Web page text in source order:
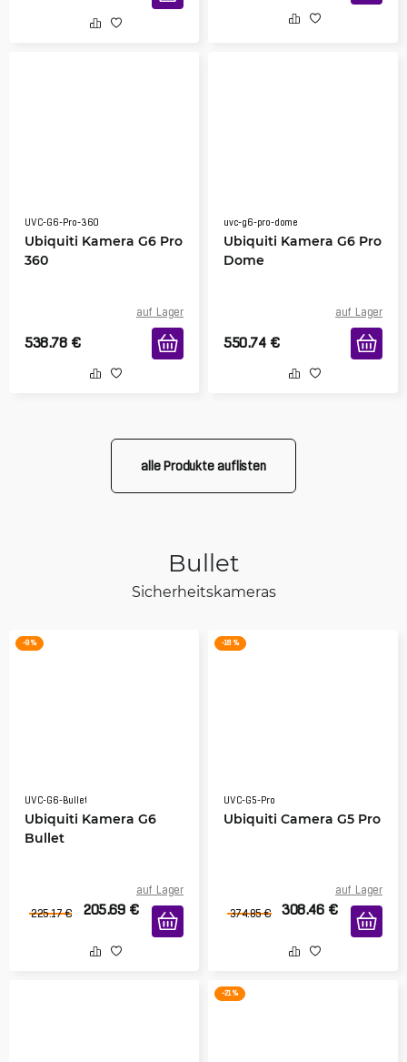
UVC-G6-Pro-360
Ubiquiti Kamera G6 Pro
360
auf Lager
538.78 €
uvc-g6-pro-dome
Ubiquiti Kamera G6 Pro
Dome
auf Lager
550.74 €
alle Produkte auflisten
Bullet
Sicherheitskameras
-9 %
UVC-G6-Bullet
Ubiquiti Kamera G6
Bullet
auf Lager
225.17 € 205.69 €
-18 %
UVC-G5-Pro
Ubiquiti Camera G5 Pro
auf Lager
374.85 € 308.46 €
-21 %